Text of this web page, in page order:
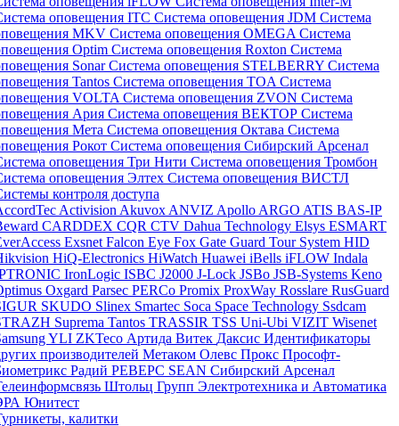
оповещения ITC Система оповещения JDM Система
MKV Система оповещения OMEGA Система
Optim Система оповещения Roxton Система
SonarСистема оповещения STELBERRY Система
Tantos Система оповещения TOA Система
VOLTA Система оповещения ZVON Система
Ария Система оповещения ВЕКТОР Система
Мета Система оповещения Октава Система
Рокот Система оповещения Сибирский Арсенал
оповещения Три Нити Система оповещения Тромбон
оповещения Элтех Система оповещения ВИСТЛ
контроля доступа
Activision Akuvox ANVIZ Apollo ARGO ATIS BAS-IP
CARDDEX CQR CTV Dahua Technology Elsys ESMART
Exsnet Falcon Eye Fox Gate Guard Tour System HID
HiQ-Electronics HiWatch Huawei iBells iFLOW Indala
IronLogic ISBC J2000 J-Lock JSBo JSB-Systems Keno
Oxgard Parsec PERCo Promix ProxWay Rosslare RusGuard
SKUDO Slinex Smartec Soca Space Technology Ssdcam
Suprema Tantos TRASSIR TSS Uni-Ubi VIZIT Wisenet
YLI ZKTeco Артида Витек Даксис Идентификаторы
производителей Метаком Олевс Прокс Прософт-
Радий РЕВЕРС SEAN Сибирский Арсенал
Штольц Групп Электротехника и Автоматика
Юнитест
калитки